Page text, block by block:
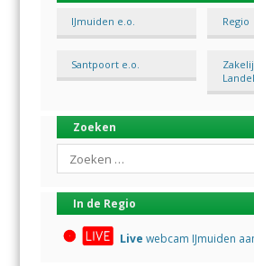
IJmuiden e.o. Regio
Santpoort e.o.
Zoeken
Search
In de Regio
Live webcam IJmuiden